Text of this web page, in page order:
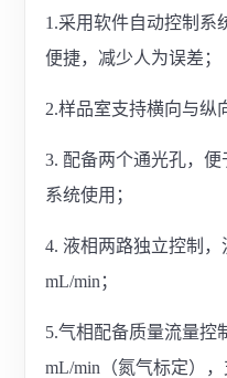
1.采用软件自动控制系
便捷，减少人为误差；
2.样品室支持横向与纵
3. 配备两个通光孔，
系统使用；
4. 液相两路独立控制，
mL/min；
5.气相配备质量流量控
mL/min（氮气标定），